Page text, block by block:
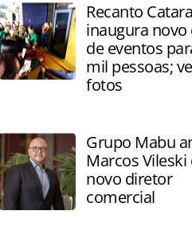
Recanto
inaugura
de eventos
mil pessoas;
fotos
Grupo Mabu
Marcos
novo diretor
comercial